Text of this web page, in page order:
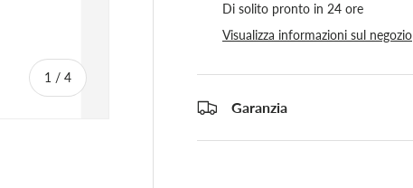
1 / di
4
Di solito pronto in 24 ore
Visualizza informazioni sul negozio
Garanzia